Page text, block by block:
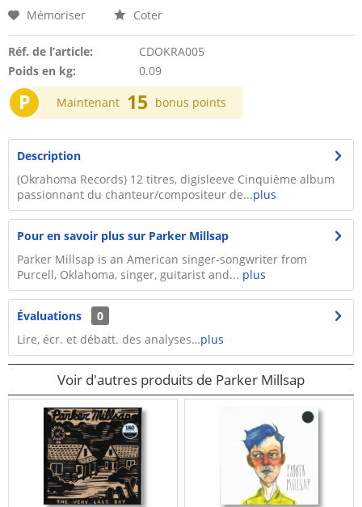
Mémoriser Coter
Réf. de l’article:
CDOKRA005
Poids en kg:
0.09
P Maintenant 15 bonus points
Description
(Okrahoma Records) 12 titres, digisleeve Cinquième album
passionnant du chanteur/compositeur de...plus
Pour en savoir plus sur Parker Millsap
Parker Millsap is an American singer-songwriter from
Purcell, Oklahoma, singer, guitarist and... plus
Évaluations
0
Lire, écr. et débatt. des analyses…plus
Voir d'autres produits de Parker Millsap